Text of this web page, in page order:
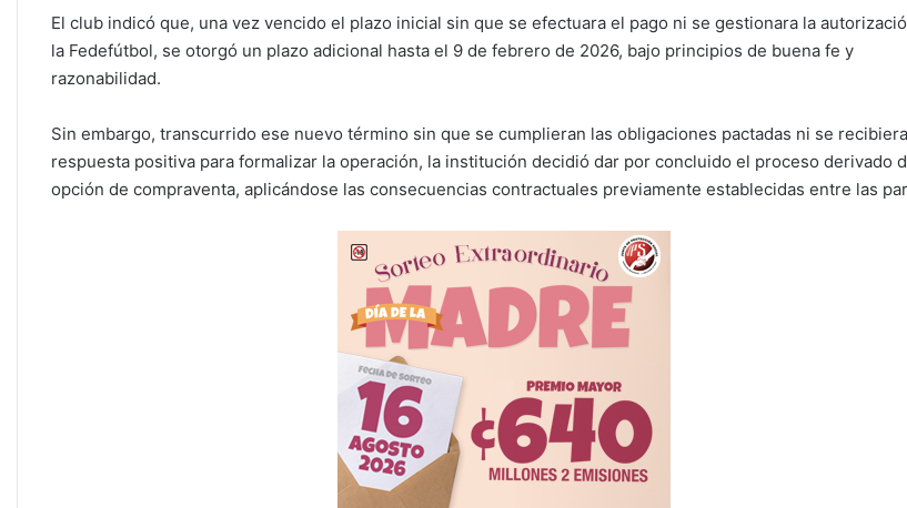
El club indicó que, una vez vencido el plazo inicial sin que se efectuara el pago ni se gestionara la
la Fedefútbol, se otorgó un plazo adicional hasta el 9 de febrero de 2026, bajo principios de buena fe y
razonabilidad.
Sin embargo, transcurrido ese nuevo término sin que se cumplieran las obligaciones pactadas ni se
respuesta positiva para formalizar la operación, la institución decidió dar por concluido el proceso derivado
opción de compraventa, aplicándose las consecuencias contractuales previamente establecidas entre las